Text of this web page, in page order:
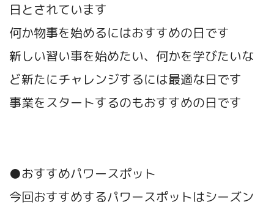
日とされています
何か物事を始めるにはおすすめの日です
新しい習い事を始めたい、何かを学びたいな
ど新たにチャレンジするには最適な日です
事業をスタートするのもおすすめの日です
●おすすめパワースポット
今回おすすめするパワースポットはシーズン